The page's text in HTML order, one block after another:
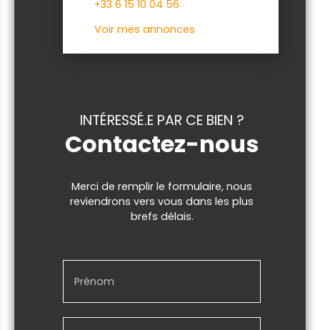
+33 6 15 10 04 56
Voir mes annonces
INTÉRESSÉ.E PAR CE BIEN ?
Contactez-nous
Merci de remplir le formulaire, nous
reviendrons vers vous dans les plus
brefs délais.
Prénom